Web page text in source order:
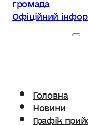
Офіційний
Головна
Новини
Графік